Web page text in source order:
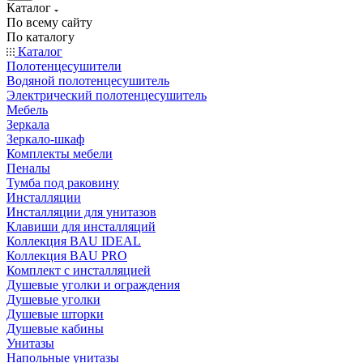
Каталог
По всему сайту
По каталогу
Каталог
Полотенцесушители
Водяной полотенцесушитель
Электрический полотенцесушитель
Мебель
Зеркала
Зеркало-шкаф
Комплекты мебели
Пеналы
Тумба под раковину
Инсталляции
Инсталляции для унитазов
Клавиши для инсталляций
Коллекция BAU IDEAL
Коллекция BAU PRO
Комплект с инсталляцией
Душевые уголки и ограждения
Душевые уголки
Душевые шторки
Душевые кабины
Унитазы
Напольные унитазы